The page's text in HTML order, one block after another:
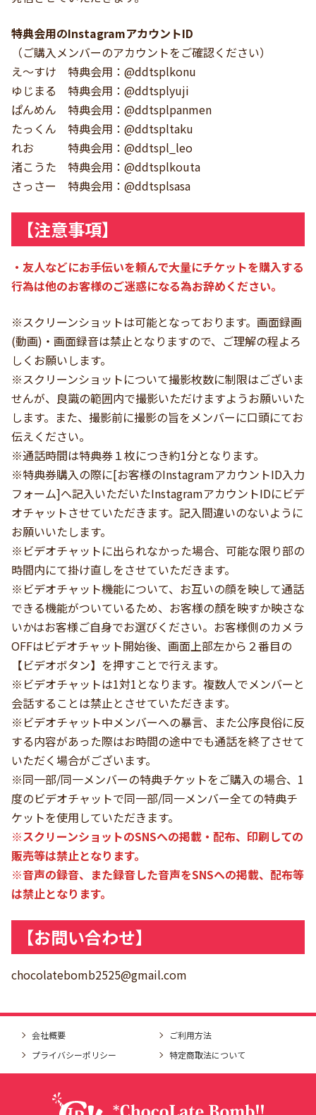
特典会用のInstagramアカウントID
（ご購入メンバーのアカウントをご確認ください）
え～すけ 特典会用：@ddtsplkonu
ゆじまる 特典会用：@ddtsplyuji
ぱんめん 特典会用：@ddtsplpanmen
たっくん 特典会用：@ddtspltaku
れお 特典会用：@ddtspl_leo
渚こうた 特典会用：@ddtsplkouta
さっさー 特典会用：@ddtsplsasa
【注意事項】
・友人などにお手伝いを頼んで大量にチケットを購入する
行為は他のお客様のご迷惑になる為お辞めください。
※スクリーンショットは可能となっております。画面録画
(動画)・画面録音は禁止となりますので、ご理解の程よろ
しくお願いします。
※スクリーンショットについて撮影枚数に制限はございま
せんが、良識の範囲内で撮影いただけますようお願いいた
します。また、撮影前に撮影の旨をメンバーに口頭にてお
伝えください。
※通話時間は特典券１枚につき約1分となります。
※特典券購入の際に[お客様のInstagramアカウントID入力
フォーム]へ記入いただいたInstagramアカウントIDにビデ
オチャットさせていただきます。記入間違いのないように
お願いいたします。
※ビデオチャットに出られなかった場合、可能な限り部の
時間内にて掛け直しをさせていただきます。
※ビデオチャット機能について、お互いの顔を映して通話
できる機能がついているため、お客様の顏を映すか映さな
いかはお客様ご自身でお選びください。お客様側のカメラ
OFFはビデオチャット開始後、画面上部左から２番目の
【ビデオボタン】を押すことで行えます。
※ビデオチャットは1対1となります。複数人でメンバーと
会話することは禁止とさせていただきます。
※ビデオチャット中メンバーへの暴言、また公序良俗に反
する内容があった際はお時間の途中でも通話を終了させて
いただく場合がございます。
※同一部/同一メンバーの特典チケットをご購入の場合、1
度のビデオチャットで同一部/同一メンバー全ての特典チ
ケットを使用していただきます。
※スクリーンショットのSNSへの掲載・配布、印刷しての
販売等は禁止となります。
※音声の録音、また録音した音声をSNSへの掲載、配布等
は禁止となります。
【お問い合わせ】
chocolatebomb2525@gmail.com
会社概要
ご利用方法
プライバシーポリシー
特定商取法について